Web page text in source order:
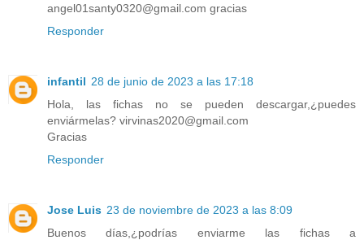
angel01santy0320@gmail.com gracias
Responder
infantil 28 de junio de 2023 a las 17:18
Hola, las fichas no se pueden descargar,¿puedes
enviármelas? virvinas2020@gmail.com
Gracias
Responder
Jose Luis 23 de noviembre de 2023 a las 8:09
Buenos días,¿podrías enviarme las fichas a